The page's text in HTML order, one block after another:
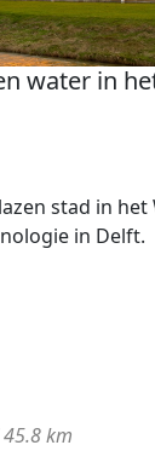
water in
stad in het
in Delft.
km